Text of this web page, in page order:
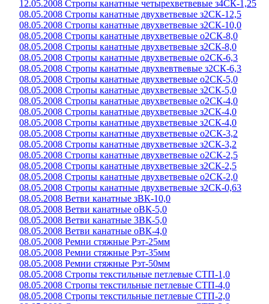
12.05.2008 Стропы канатные четырехветвевые з4СК-1,25
08.05.2008 Стропы канатные двухветвевые з2СК-12,5
08.05.2008 Стропы канатные двухветвевые з2СК-10,0
08.05.2008 Стропы канатные двухветвевые о2СК-8,0
08.05.2008 Стропы канатные двухветвевые з2СК-8,0
08.05.2008 Стропы канатные двухветвевые о2СК-6,3
08.05.2008 Стропы канатные двухвевтвевые з2СК-6,3
08.05.2008 Стропы канатные двухветвевые о2СК-5,0
08.05.2008 Стропы канатные двухветвевые з2СК-5,0
08.05.2008 Стропы канатные двухветвевые о2СК-4,0
08.05.2008 Стропы канатные двухветвевые з2СК-4,0
08.05.2008 Стропы канатные двухветвевые з2СК-4,0
08.05.2008 Стропы канатные двухветвевые о2СК-3,2
08.05.2008 Стропы канатные двухветвевые з2СК-3,2
08.05.2008 Стропы канатные двухветвевые о2СК-2,5
08.05.2008 Стропы канатные двухветвевые з2СК-2,5
08.05.2008 Стропы канатные двухветвевые о2СК-2,0
08.05.2008 Стропы канатные двухветвевые з2СК-0,63
08.05.2008 Ветви канатные зВК-10,0
08.05.2008 Ветви канатные оВК-5,0
08.05.2008 Ветви канатные 3ВК-5,0
08.05.2008 Ветви канатные оВК-4,0
08.05.2008 Ремни стяжные Рэт-25мм
08.05.2008 Ремни стяжные Рэт-35мм
08.05.2008 Ремни стяжные Рэт-50мм
08.05.2008 Стропы текстильные петлевые СТП-1,0
08.05.2008 Стропы текстильные петлевые СТП-4,0
08.05.2008 Стропы текстильные петлевые СТП-2,0